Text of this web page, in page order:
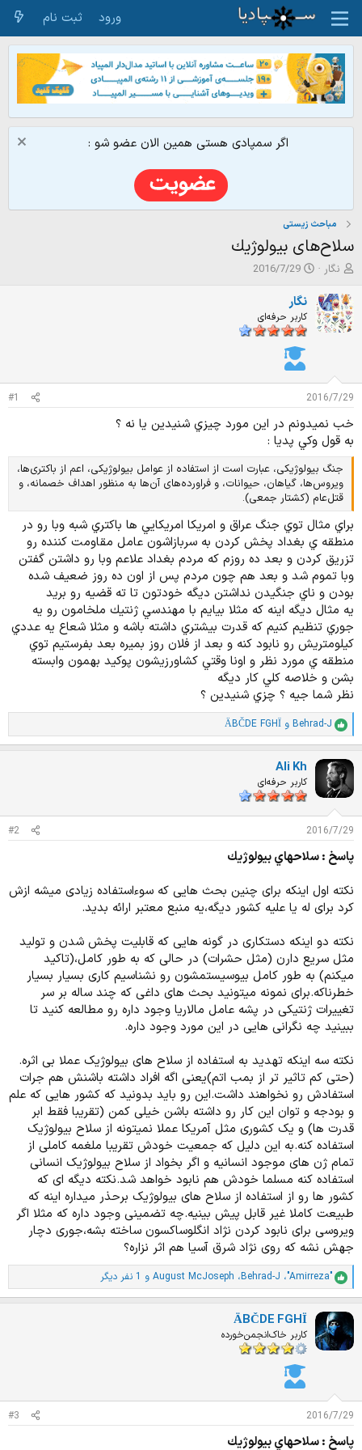
ورود ثبت نام
اگر سمپادی هستی همین الان عضو شو :
مباحث زیستی
سلاح‌های بيولوژيك
ش
و
ع
ک
ه
م
ض
و
ع
نگار
ت
ر
ی
خ
ش
ر
و
ع
2016/7/29
نگار
کاربر حرفه‌ای
2016/7/29
#1
خب نميدونم در اين مورد چيزي شنيدين يا نه ؟
به قول وكي پديا :
جنگ بیولوژیکی، عبارت است از استفاده از عوامل بیولوژیکی، اعم از باکتری‌ها،
ویروس‌ها، گیاهان، حیوانات، و فراورده‌های آن‌ها به منظور اهداف خصمانه، و
قتل‌عام (کشتار جمعی).
براي مثال توي جنگ عراق و امريكا امريكايي ها باكتري شبه وبا رو در
منطقه ي بغداد پخش كردن به سربازاشون عامل مقاومت كننده رو
تزريق كردن و بعد ده روزم كه مردم بغداد علاعم وبا رو داشتن گفتن
وبا تموم شد و بعد هم چون مردم پس از اون ده روز ضعيف شده
بودن و ناي جنگيدن نداشتن ديگه خودتون تا ته قضيه رو بريد
يه مثال ديگه اينه كه مثلا بيايم با مهندسي ژنتيك ملخامون رو يه
جوري تنظيم كنيم كه قدرت بيشتري داشته باشه و مثلا شعاع يه عددي
كيلومتريش رو نابود كنه و بعد از فلان روز بميره بعد بفرستيم توي
منطقه ي مورد نظر و اونا وقتي كشاورزيشون پوكيد بهمون وابسته
بشن و خلاصه كلي كار ديگه
نظر شما جيه ؟ چزي شنيدين ؟
ا
م
ت
ی
ا
ز
ت
:
Behrad-J و ÄBČDE FGHÏ
Ali Kh
کاربر حرفه‌ای
2016/7/29
#2
پاسخ : سلاحهاي بيولوژيك
نکته اول اینکه برای چنین بحث هایی که سوءاستفاده زیادی میشه ازش
کرد برای له یا علیه کشور دیگه،یه منبع معتبر ارائه بدید.
نکته دو اینکه دستکاری در گونه هایی که قابلیت پخش شدن و تولید
مثل سریع دارن (مثل حشرات) در حالی که به طور کامل،(تاکید
میکنم) به طور کامل بیوسیستمشون رو نشناسیم کاری بسیار بسیار
خطرناکه.برای نمونه میتونید بحث های داغی که چند ساله بر سر
تغییرات ژنتیکی در پشه عامل مالاریا وجود داره رو مطالعه کنید تا
ببینید چه نگرانی هایی در این مورد وجود داره.
نکته سه اینکه تهدید به استفاده از سلاح های بیولوژیک عملا بی اثره.
(حتی کم تاثیر تر از بمب اتم)یعنی اگه افراد داشته باشنش هم جرات
استفادش رو نخواهند داشت.این رو باید بدونید که کشور هایی که علم
و بودجه و توان این کار رو داشته باشن خیلی کمن (تقریبا فقط ابر
قدرت ها) و یک کشوری مثل آمریکا عملا نمیتونه از سلاح بیولوژیک
استفاده کنه.به این دلیل که جمعیت خودش تقریبا ملغمه کاملی از
تمام ژن های موجود انسانیه و اگر بخواد از سلاح بیولوژیک انسانی
استفاده کنه مسلما خودش هم نابود خواهد شد.نکته دیگه ای که
کشور ها رو از استفاده از سلاح های بیولوژیک برحذر میداره اینه که
طبیعت کاملا غیر قابل پیش بینیه.چه تضمینی وجود داره که مثلا اگر
ویروسی برای نابود کردن نژاد انگلوساکسون ساخته بشه،جوری دچار
جهش نشه که روی نژاد شرق آسیا هم اثر نزاره؟
ا
م
ت
ی
ا
ز
"Amirreza"، Behrad-J، August McJoseph و 1 نفر دیگر
ÄBČDE FGHÏ
کاربر خاک‌انجمن‌خورده
2016/7/29
#3
پاسخ : سلاحهاي بيولوژيك